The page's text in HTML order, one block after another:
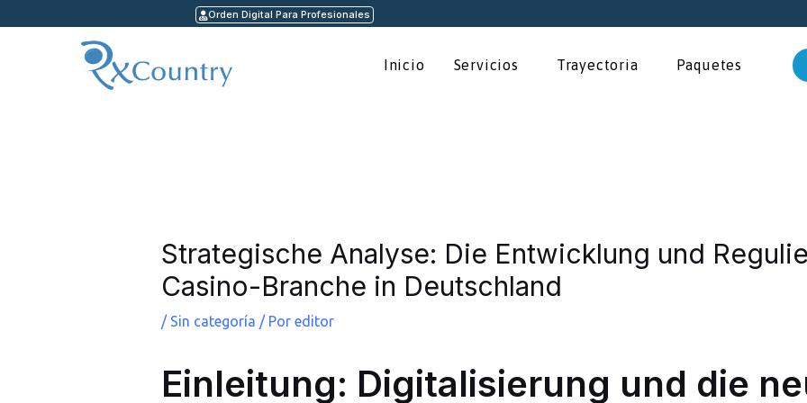
Orden Digital Para Profesionales
Inicio Servicios Trayectoria Paquetes
Strategische Analyse: Die Entwicklung und
Casino-Branche in Deutschland
/ Sin categoría / Por editor
Einleitung: Digitalisierung und die